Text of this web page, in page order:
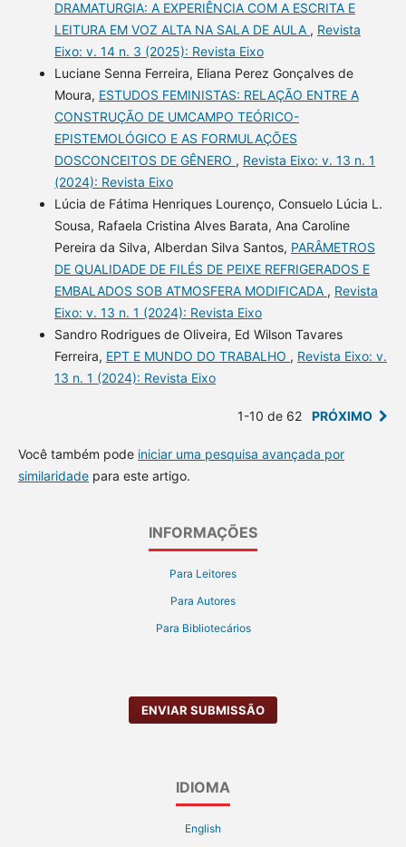
DRAMATURGIA: A EXPERIÊNCIA COM A ESCRITA E
LEITURA EM VOZ ALTA NA SALA DE AULA , Revista
Eixo: v. 14 n. 3 (2025): Revista Eixo
Luciane Senna Ferreira, Eliana Perez Gonçalves de
Moura, ESTUDOS FEMINISTAS: RELAÇÃO ENTRE A
CONSTRUÇÃO DE UMCAMPO TEÓRICO-
EPISTEMOLÓGICO E AS FORMULAÇÕES
DOSCONCEITOS DE GÊNERO , Revista Eixo: v. 13 n. 1
(2024): Revista Eixo
Lúcia de Fátima Henriques Lourenço, Consuelo Lúcia L.
Sousa, Rafaela Cristina Alves Barata, Ana Caroline
Pereira da Silva, Alberdan Silva Santos, PARÂMETROS
DE QUALIDADE DE FILÉS DE PEIXE REFRIGERADOS E
EMBALADOS SOB ATMOSFERA MODIFICADA , Revista
Eixo: v. 13 n. 1 (2024): Revista Eixo
Sandro Rodrigues de Oliveira, Ed Wilson Tavares
Ferreira, EPT E MUNDO DO TRABALHO , Revista Eixo: v.
13 n. 1 (2024): Revista Eixo
1-10 de 62 PRÓXIMO
Você também pode iniciar uma pesquisa avançada por
similaridadepara este artigo.
INFORMAÇÕES
Para Leitores
Para Autores
Para Bibliotecários
ENVIAR SUBMISSÃO
IDIOMA
English